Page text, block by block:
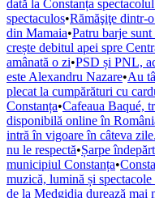
dată la Constanța
spectaculos•Rămăşiţe dintr-
din Mamaia•Patru barje
crește debitul apei spre
amânată o zi•PSD și PNL,
este Alexandru Nazare•Au
plecat la cumpărături cu
Constanța•Cafeaua Baqué,
disponibilă online în
intră în vigoare în câteva
nu le respectă•Șarpe
municipiul Constanța•
muzică, lumină și
de la Medgidia durează mai